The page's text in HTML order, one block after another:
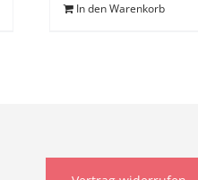
In den Warenkorb